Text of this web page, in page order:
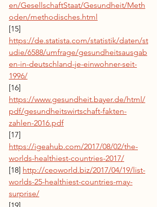
en/GesellschaftStaat/Gesundheit/Meth
oden/methodisches.html
[15]
https://de.statista.com/statistik/daten/st
udie/6588/umfrage/gesundheitsausgab
en-in-deutschland-je-einwohner-seit-
1996/
[16]
https://www.gesundheit.bayer.de/html/
pdf/gesundheitswirtschaft-fakten-
zahlen-2016.pdf
[17]
https://igeahub.com/2017/08/02/the-
worlds-healthiest-countries-2017/
[18] http://ceoworld.biz/2017/04/19/list-
worlds-25-healthiest-countries-may-
surprise/